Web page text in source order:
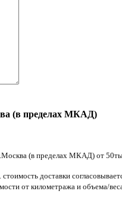
(в пределах МКАД)
(в пределах МКАД) от
доставки
от километража и объема/